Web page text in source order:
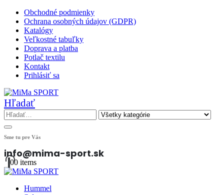
Obchodné podmienky
Ochrana osobných údajov (GDPR)
Katalógy
Veľkostné tabuľky
Doprava a platba
Potlač textilu
Kontakt
Prihlásiť sa
Hľadať
Sme tu pre Vás
info@mima-sport.sk
00 items
Hummel